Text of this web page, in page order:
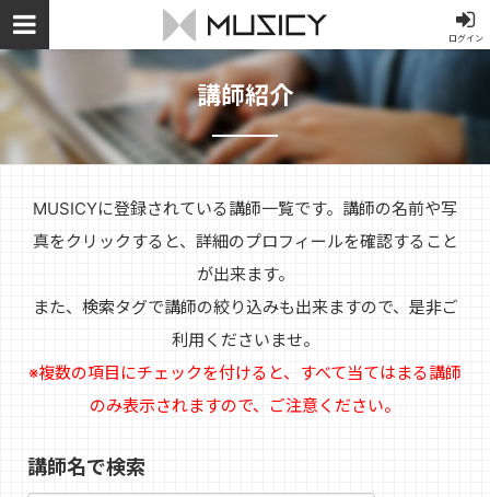
ログイン
講師紹介
MUSICYに登録されている講師一覧です。講師の名前や写
真をクリックすると、詳細のプロフィールを確認すること
が出来ます。
また、検索タグで講師の絞り込みも出来ますので、是非ご
利用くださいませ。
※複数の項目にチェックを付けると、すべて当てはまる講師
のみ表示されますので、ご注意ください。
講師名で検索